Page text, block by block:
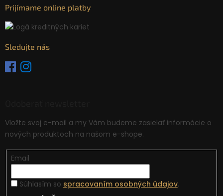
Prijímame online platby
Sledujte nás
Vložte svoj e-mail a my Vám budeme zasielať informácie o
nových produktoch na našom e-shope.
Email
Súhlasím so spracovaním osobných údajov.